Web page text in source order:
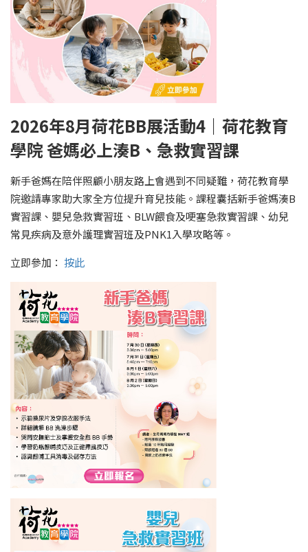
2026年8月荷花BB展活動4｜荷花教育
學院 爸媽必上湊B、急救實習課
新手爸媽在陪伴照顧小朋友路上會遇到不同疑難，荷花教育學
院邀請專家助大家全方位提升育兒技能。課程囊括新手爸媽湊B
實習課、嬰兒急救實習班、BLW餵食及哽塞急救實習課、幼兒
常見疾病及意外護理實習班及PNK1入學攻略等。
立即參加： 按此